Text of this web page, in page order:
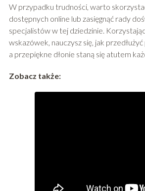
W przypadku trudności, warto
dostępnych online lub zasięgnąć rady
specjalistów w tej dziedzinie.
wskazówek, nauczysz się, jak
a przepiękne dłonie staną się atutem
Zobacz także: